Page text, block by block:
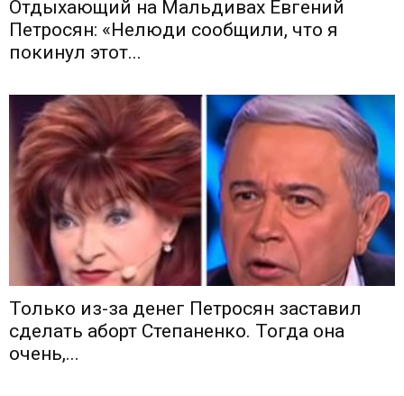
Отдыхающий на Мальдивах Евгений
Петросян: «Нелюди сообщили, что я
покинул этот...
Только из-за денег Петросян заставил
сделать аборт Степаненко. Тогда она
очень,...